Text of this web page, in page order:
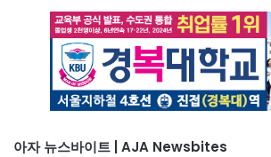
아자 뉴스바이트 | AJA Newsbites